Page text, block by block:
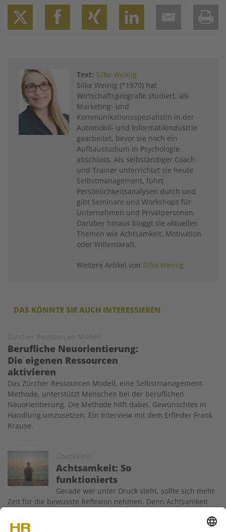
TwitterFacebook
XINGLinkedIn
Email
Text: Silke Weinig
Silke Weinig (*1970) hat
Wirtschaftsgeografie studiert, als
Marketing- und
Kommunikationsspezialistin in der
Automobil- und Informatikindustrie
gearbeitet, bevor sie noch ein
Aufbaustudium in Psychologie
abschloss. Als selbständiger Coach
und Trainer unterrichtet sie heute
Selbstmanagement, führt
Persönlichkeitsanalysen durch und
gibt Seminare und Workshops für
Unternehmen und Privatpersonen.
Darüber hinaus bloggt sie aktuellen
Themen wie Achtsamkeit, Motivation
oder Willenskraft.
Weitere Artikel von Silke Weinig
DAS KÖNNTE SIE AUCH INTERESSIEREN
Zürcher Ressourcen Modell
Berufliche Neuorientierung:
Die eigenen Ressourcen
aktivieren
Das Zürcher Ressourcen Modell, eine Selbstmanagement-
Methode, unterstützt Menschen bei der beruflichen
Neuorientierung. Die Methode hilft dabei, Gewünschtes in
Handlung umzusetzen. Ein Interview mit dem Erfinder Frank
Krause.
Checkliste
Achtsamkeit: So
funktionierts
Gerade wer unter Druck steht, sollte sich mehr
Zeit für die bewusste Reflexion nehmen. Denn Achtsamkeit
leistungsfähiger, sondern vermindert das Fehlerrisiko und